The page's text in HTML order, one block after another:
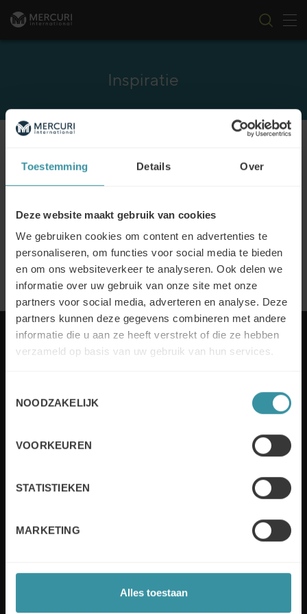
Toestemming Details Over
Deze website maakt gebruik van cookies
We gebruiken cookies om content en advertenties te
personaliseren, om functies voor social media te bieden
en om ons websiteverkeer te analyseren. Ook delen we
informatie over uw gebruik van onze site met onze
partners voor social media, adverteren en analyse. Deze
partners kunnen deze gegevens combineren met andere
informatie die u aan ze heeft verstrekt of die ze hebben
verzameld op basis van uw gebruik van hun services.
NOODZAKELIJK
VOORKEUREN
STATISTIEKEN
MARKETING
Alles toestaan
Ga naar inhoud
Inspiratie
Gamification – Dingen die tot nu toe
vervelend waren, worden plezieriger!
Lees meer
dan 50 landen in staat om sales excellence te
behalen. Wij bedienen onze klanten zowel lokaal als
industrie-expertise. De verschillende bewezen
verkooptechnieken en -methodieken zullen helpen
Useful links